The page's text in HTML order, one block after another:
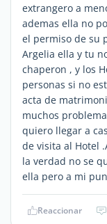
extrangero a
ademas ella no
el permiso de su
Argelia ella y tu
chaperon , y los
personas si no
acta de
muchos
quiero llegar a
de visita al Hotel
la verdad no se
ella pero a mi
Reaccionar